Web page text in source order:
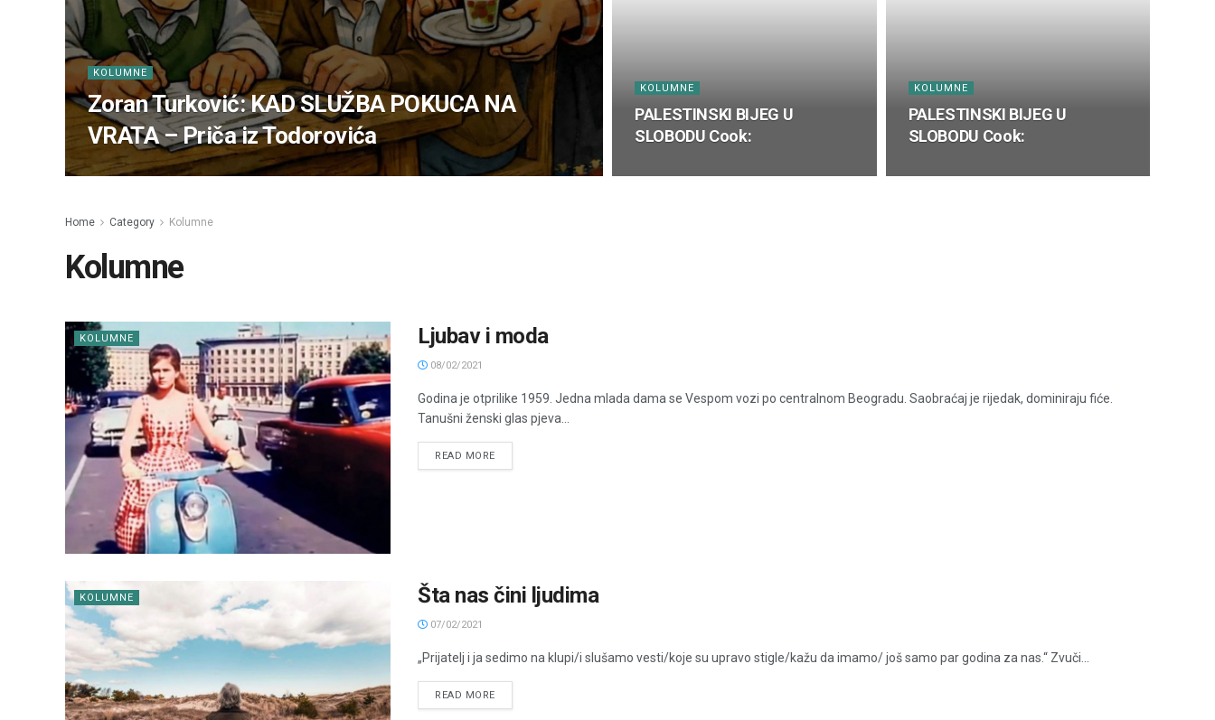
KOLUMNE
Zoran Turković: KAD SLUŽBA POKUCA NA
VRATA – Priča iz Todorovića
KOLUMNE
PALESTINSKI BIJEG U
SLOBODU Cook:
KOLUMNE
PALESTINSKI BIJEG U
SLOBODU Cook:
Home Category Kolumne
Kolumne
KOLUMNE Ljubav i moda
08/02/2021
Godina je otprilike 1959. Jedna mlada dama se Vespom vozi po centralnom Beogradu. Saobraćaj je rijedak, dominiraju fiće.
Tanušni ženski glas pjeva...
READ MORE
KOLUMNE Šta nas čini ljudima
07/02/2021
„Prijatelj i ja sedimo na klupi/i slušamo vesti/koje su upravo stigle/kažu da imamo/ još samo par godina za nas.“ Zvuči...
READ MORE